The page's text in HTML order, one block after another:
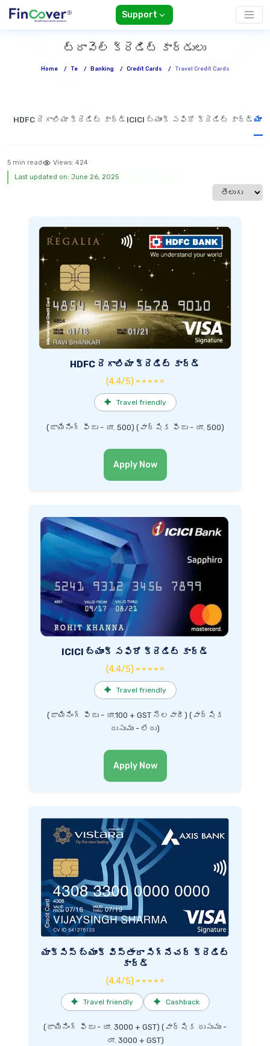
Support
ట్రావెల్ క్రెడిట్ కార్డులు
Home / Te / Banking / Credit Cards / Travel Credit Cards
HDFC రెగాలియా క్రెడిట్ కార్డ్ ICICI బ్యాంక్ సఫిరో క్రెడిట్ కార్డ్
5 min read Views: 424
Last updated on: June 26, 2025
Select
HDFC రెగాలియా క్రెడిట్ కార్డ్
(4.4/5) ★ ★ ★ ★ ☆
✦ Travel friendly
(జాయినింగ్ ఫీజు - రూ. 500) (వార్షిక ఫీజు - రూ. 500)
Apply Now
ICICI బ్యాంక్ సఫిరో క్రెడిట్ కార్డ్
(4.4/5) ★ ★ ★ ★ ☆
✦ Travel friendly
(జాయినింగ్ ఫీజు - రూ.100 + GST నెలవారీ) (వార్షిక
రుసుము - లేదు)
Apply Now
యాక్సిస్ బ్యాంక్ విస్తారా సిగ్నేచర్ క్రెడిట్
కార్డ్
(4.4/5) ★ ★ ★ ★ ☆
✦ Travel friendly ✦ Cashback
(జాయినింగ్ ఫీజు - రూ. 3000 + GST) (వార్షిక రుసుము -
రూ. 3000 + GST)